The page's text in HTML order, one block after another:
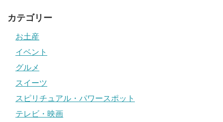
カテゴリー
お土産
イベント
グルメ
スイーツ
スピリチュアル・パワースポット
テレビ・映画